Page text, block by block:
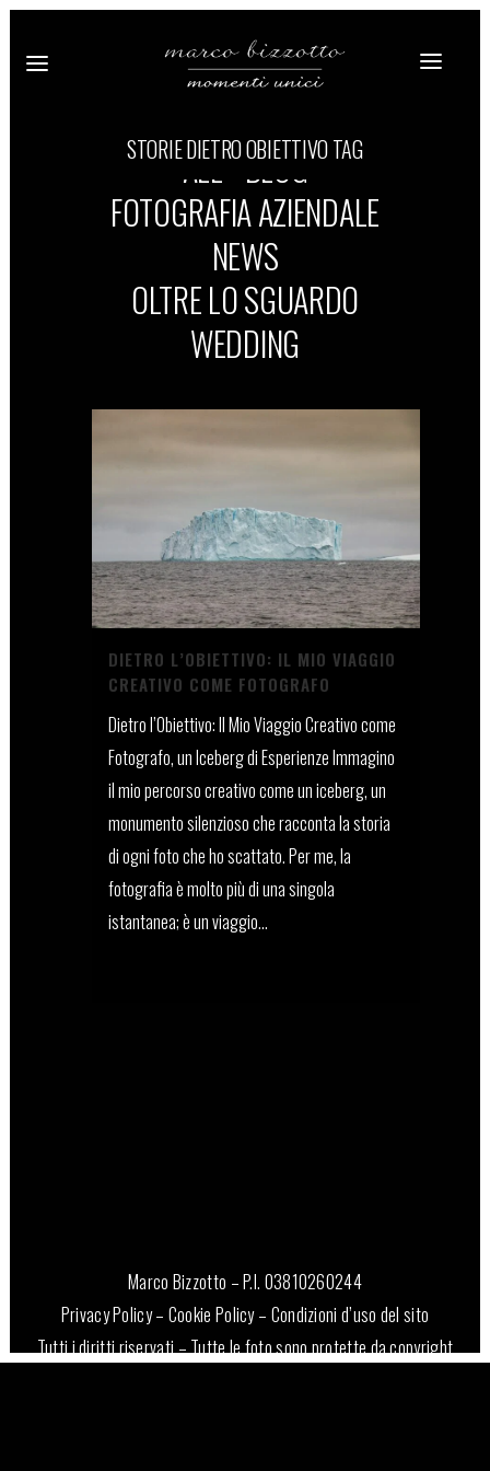
STORIE DIETRO OBIETTIVO TAG
ALL BLOG
FOTOGRAFIA AZIENDALE
NEWS
OLTRE LO SGUARDO
WEDDING
DIETRO L’OBIETTIVO: IL MIO VIAGGIO
CREATIVO COME FOTOGRAFO
Dietro l’Obiettivo: Il Mio Viaggio Creativo come
Fotografo, un Iceberg di Esperienze Immagino
il mio percorso creativo come un iceberg, un
monumento silenzioso che racconta la storia
di ogni foto che ho scattato. Per me, la
fotografia è molto più di una singola
istantanea; è un viaggio...
Marco Bizzotto – P.I. 03810260244
Privacy Policy– Cookie Policy– Condizioni d’uso del sito
Tutti i diritti riservati – Tutte le foto sono protette da copyright